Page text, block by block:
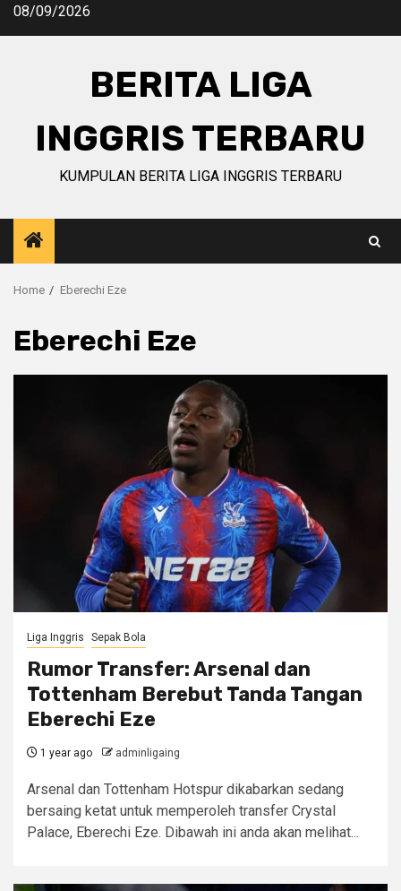
Skip08/09/2026
BERITA LIGA
INGGRIS TERBARU
KUMPULAN BERITA LIGA INGGRIS TERBARU
Home Eberechi Eze
Eberechi Eze
Liga Inggris Sepak Bola
Rumor Transfer: Arsenal dan
Tottenham Berebut Tanda Tangan
Eberechi Eze
1 year ago adminligaing
Arsenal dan Tottenham Hotspur dikabarkan sedang
bersaing ketat untuk memperoleh transfer Crystal
Palace, Eberechi Eze. Dibawah ini anda akan melihat...